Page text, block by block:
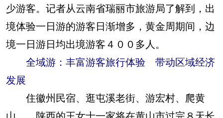
少游客。记者从云南省瑞丽市旅游局了解到，出
境体验一日游的游客日渐增多，黄金周期间，边
境一日游日均出境游客４００多人。
全域游：丰富游客旅行体验 带动区域经济
发展
住徽州民宿、逛屯溪老街、游宏村、爬黄